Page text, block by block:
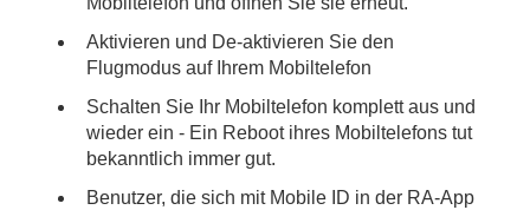
Aktivieren und De-aktivieren Sie den
Flugmodus auf Ihrem Mobiltelefon
Schalten Sie Ihr Mobiltelefon komplett aus und
wieder ein - Ein Reboot ihres Mobiltelefons tut
bekanntlich immer gut.
Benutzer, die sich mit Mobile ID in der RA-App